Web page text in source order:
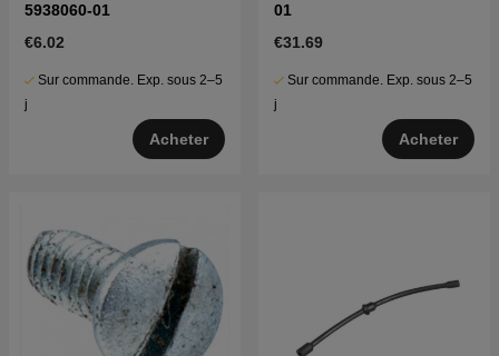
5938060-01
€6.02
Sur commande. Exp. sous 2–5
j
Acheter
01
€31.69
Sur commande. Exp. sous 2–5
j
Acheter